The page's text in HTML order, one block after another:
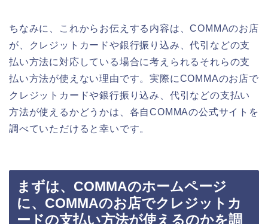
ちなみに、これからお伝えする内容は、COMMAのお店
が、クレジットカードや銀行振り込み、代引などの支
払い方法に対応している場合に考えられるそれらの支
払い方法が使えない理由です。実際にCOMMAのお店で
クレジットカードや銀行振り込み、代引などの支払い
方法が使えるかどうかは、各自COMMAの公式サイトを
調べていただけると幸いです。
まずは、COMMAのホームページ
に、COMMAのお店でクレジットカ
ードの支払い方法が使えるのかを調